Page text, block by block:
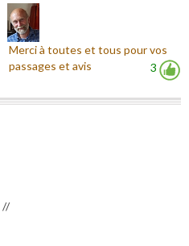
3
Merci à toutes et tous pour vos
passages et avis
//